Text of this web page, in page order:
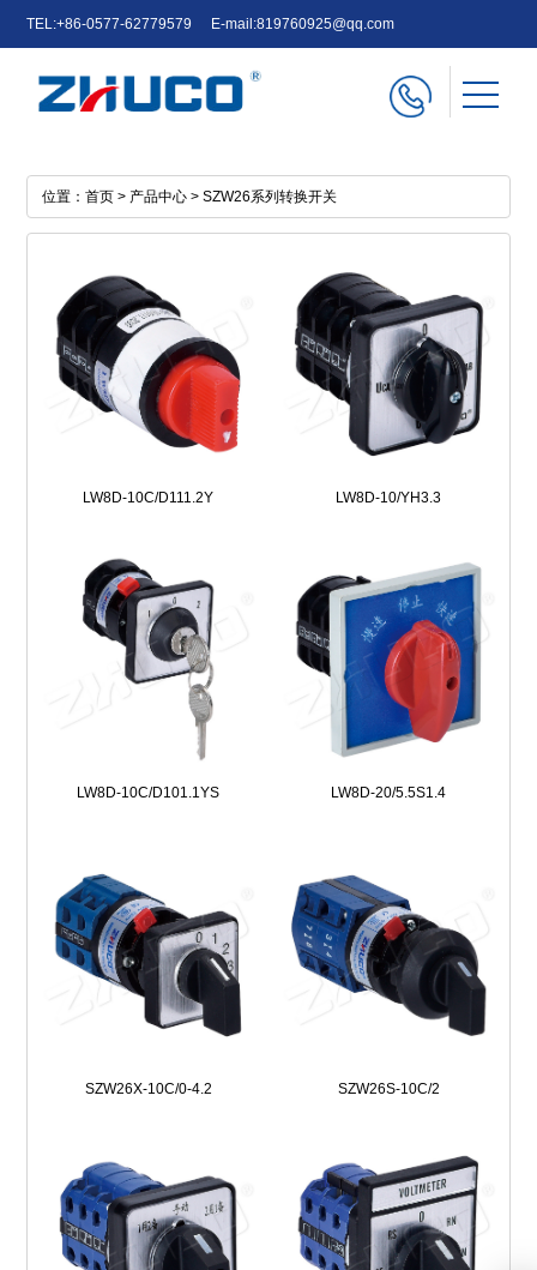
TEL:+86-0577-62779579 E-mail:819760925@qq.com
中文
位置：首页 > 产品中心 >SZW26系列转换开关
LW8D-10C/D111.2Y LW8D-10/YH3.3
LW8D-10C/D101.1YS LW8D-20/5.5S1.4
SZW26X-10C/0-4.2 SZW26S-10C/2